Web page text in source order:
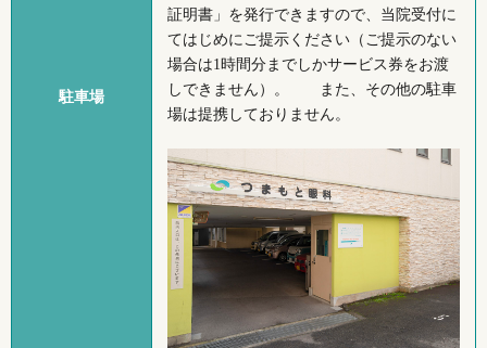
駐車場
証明書」を発行できますので、当院受付に
てはじめにご提示ください（ご提示のない
場合は1時間分までしかサービス券をお渡
しできません）。 また、その他の駐車
場は提携しておりません。